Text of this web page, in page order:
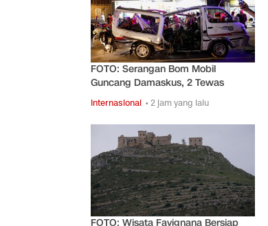
FOTO: Serangan Bom Mobil
Guncang Damaskus, 2 Tewas
Internasional • 2 jam yang lalu
FOTO: Wisata Favignana Bersiap